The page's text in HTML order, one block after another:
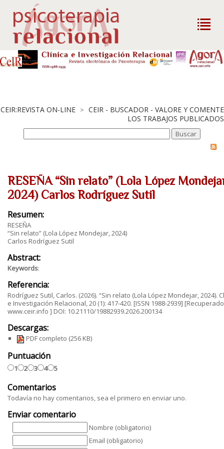
CEIR:REVISTA ON-LINE > CEIR - BUSCADOR - VALORE Y COMENTE
LOS TRABAJOS PUBLICADOS
RESEÑA “Sin relato” (Lola López
2024) Carlos Rodríguez Sutil
Resumen:
RESEÑA
“Sin relato” (Lola López Mondejar, 2024)
Carlos Rodríguez Sutil
Abstract:
Keywords:
Referencia:
Rodríguez Sutil, Carlos. (2026). “Sin relato (Lola López Mondejar, 2024).
e Investigación Relacional, 20 (1): 417-420. [ISSN 1988-2939]
www.ceir.info ] DOI: 10.21110/19882939.2026.200134
Descargas:
PDF completo (256 KB)
Puntuación
1 2 3 4 5
Comentarios
Todavía no hay comentarios, sea el primero en enviar uno.
Enviar comentario
Nombre (obligatorio)
Email (obligatorio)